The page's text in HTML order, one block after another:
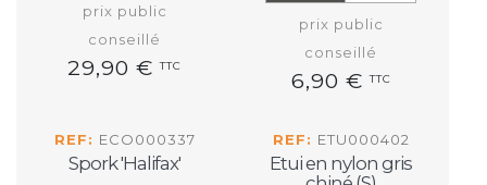
prix public
conseillé
29,90 €TTC
prix public
conseillé
6,90 €TTC
REF: ECO000337
Spork 'Halifax'
REF: ETU000402
Etui en nylon gris